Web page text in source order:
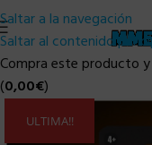
Saltar a la navegación
Saltar al contenido
Compra este producto
(0,00€)
ULTIMA!!